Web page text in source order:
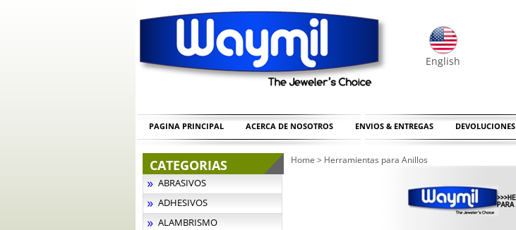
English
PAGINA PRINCIPAL ACERCA DE NOSOTROS ENVIOS & ENTREGAS DEVOLUCIONES
CATEGORIAS
ABRASIVOS
ADHESIVOS
ALAMBRISMO
Home > Herramientas para Anillos